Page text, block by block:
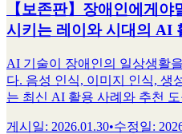
【보존판】장애인에게
시키는 레이와 시대의 AI
AI 기술이 장애인의 일상생활
다. 음성 인식, 이미지 인식, 생
는 최신 AI 활용 사례와 추천
게시일: 2026.01.30•수정일: